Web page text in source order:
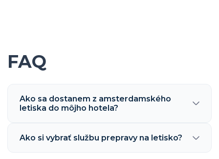
FAQ
Ako sa dostanem z amsterdamského
letiska do môjho hotela?
Ako si vybrať službu prepravy na letisko?